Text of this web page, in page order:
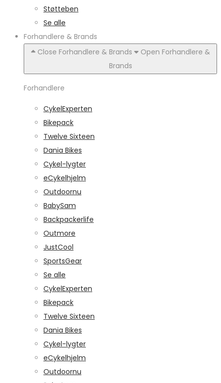
Støtteben
Se alle
Forhandlere & Brands
Close Forhandlere & Brands
Open Forhandlere &
Brands
Forhandlere
CykelExperten
Bikepack
Twelve Sixteen
Dania Bikes
Cykel-lygter
eCykelhjelm
Outdoornu
BabySam
Backpackerlife
Outmore
JustCool
SportsGear
Se alle
CykelExperten
Bikepack
Twelve Sixteen
Dania Bikes
Cykel-lygter
eCykelhjelm
Outdoornu